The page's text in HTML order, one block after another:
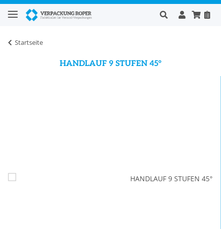
Startseite
HANDLAUF 9 STUFEN 45°